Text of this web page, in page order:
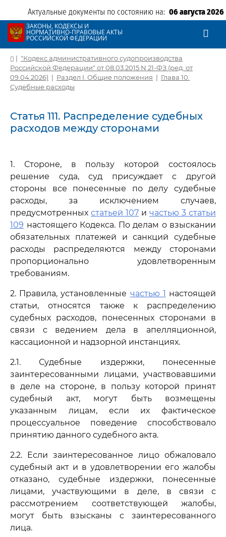
Актуальные документы по состоянию на: 06 августа 2026
ЗАКОНЫ, КОДЕКСЫ И
НОРМАТИВНО-ПРАВОВЫЕ АКТЫ
РОССИЙСКОЙ ФЕДЕРАЦИИ
| "Кодекс административного судопроизводства
Российской Федерации" от 08.03.2015 N 21-ФЗ (ред. от
09.04.2026) | Раздел I. Общие положения | Глава 10.
Судебные расходы
Статья 111. Распределение судебных
расходов между сторонами
1. Стороне, в пользу которой состоялось
решение суда, суд присуждает с другой
стороны все понесенные по делу судебные
расходы, за исключением случаев,
предусмотренных статьей 107 и частью 3 статьи
109 настоящего Кодекса. По делам о взыскании
обязательных платежей и санкций судебные
расходы распределяются между сторонами
пропорционально удовлетворенным
требованиям.
2. Правила, установленные частью 1 настоящей
статьи, относятся также к распределению
судебных расходов, понесенных сторонами в
связи с ведением дела в апелляционной,
кассационной и надзорной инстанциях.
2.1. Судебные издержки, понесенные
заинтересованными лицами, участвовавшими
в деле на стороне, в пользу которой принят
судебный акт, могут быть возмещены
указанным лицам, если их фактическое
процессуальное поведение способствовало
принятию данного судебного акта.
2.2. Если заинтересованное лицо обжаловало
судебный акт и в удовлетворении его жалобы
отказано, судебные издержки, понесенные
лицами, участвующими в деле, в связи с
рассмотрением соответствующей жалобы,
могут быть взысканы с заинтересованного
лица.